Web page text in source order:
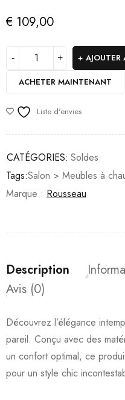
€ 109,00
AJOUTER
ACHETER MAINTENANT
Liste d'envies
CATÉGORIES: Soldes
Tags:Salon > Meubles à
Marque : Rousseau
Description
Avis (0)
Découvrez l’élégance
pareil. Conçu avec des
un confort optimal, ce
pour un style chic